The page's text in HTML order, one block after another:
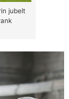
jubelt